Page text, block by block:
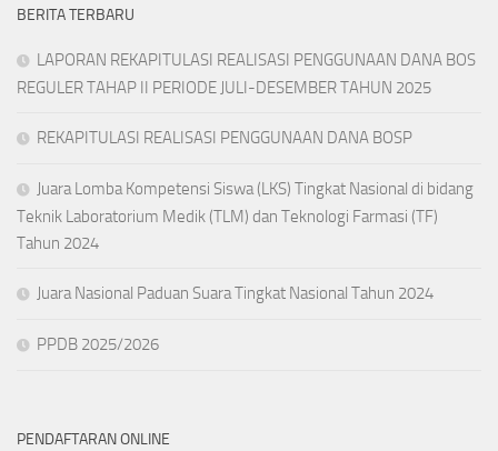
BERITA TERBARU
LAPORAN REKAPITULASI REALISASI PENGGUNAAN DANA BOS
REGULER TAHAP II PERIODE JULI-DESEMBER TAHUN 2025
REKAPITULASI REALISASI PENGGUNAAN DANA BOSP
Juara Lomba Kompetensi Siswa (LKS) Tingkat Nasional di bidang
Teknik Laboratorium Medik (TLM) dan Teknologi Farmasi (TF)
Tahun 2024
Juara Nasional Paduan Suara Tingkat Nasional Tahun 2024
PPDB 2025/2026
PENDAFTARAN ONLINE